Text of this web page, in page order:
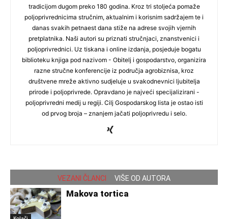
tradicijom dugom preko 180 godina. Kroz tri stoljeća pomaže
poljoprivrednicima stručnim, aktualnim i korisnim sadržajem te i
danas svakih petnaest dana stiže na adrese svojih vjernih
pretplatnika. Naši autori su priznati stručnjaci, znanstvenici i
poljoprivrednici. Uz tiskana i online izdanja, posjeduje bogatu
biblioteku knjiga pod nazivom - Obitelj i gospodarstvo, organizira
razne stručne konferencije iz područja agrobiznisa, kroz
društvene mreže aktivno sudjeluje u svakodnevnici ljubitelja
prirode i poljoprivrede. Opravdano je najveći specijalizirani -
poljoprivredni medij u regiji. Cilj Gospodarskog lista je ostao isti
od prvog broja – znanjem jačati poljoprivredu i selo.
VEZANI ČLANCI VIŠE OD AUTORA
Makova tortica